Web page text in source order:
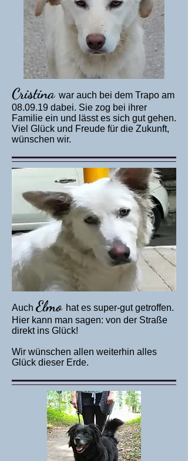
Cristina war auch bei dem Trapo am
08.09.19 dabei. Sie zog bei ihrer
Familie ein und lässt es sich gut gehen.
Viel Glück und Freude für die Zukunft,
wünschen wir.
Auch Elmo hat es super-gut getroffen.
Hier kann man sagen: von der Straße
direkt ins Glück!
Wir wünschen allen weiterhin alles
Glück dieser Erde.